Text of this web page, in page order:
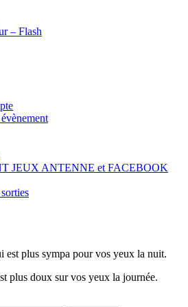
– Flash
JEUX ANTENNE et FACEBOOK
est plus sympa pour vos yeux la nuit.
plus doux sur vos yeux la journée.